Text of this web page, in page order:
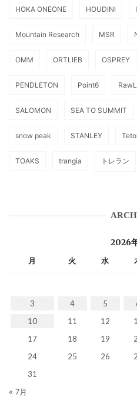
HOKA ONEONE HOUDINI
Mountain Research MSR
OMM ORTLIEB OSPREY
PENDLETON Point6
SALOMON SEA TO SUMMIT
snow peak STANLEY
TOAKS trangia トレラン
2026
月 火 水
3
4 5
10
11 12
17
18 19
24
25 26
31
« 7月